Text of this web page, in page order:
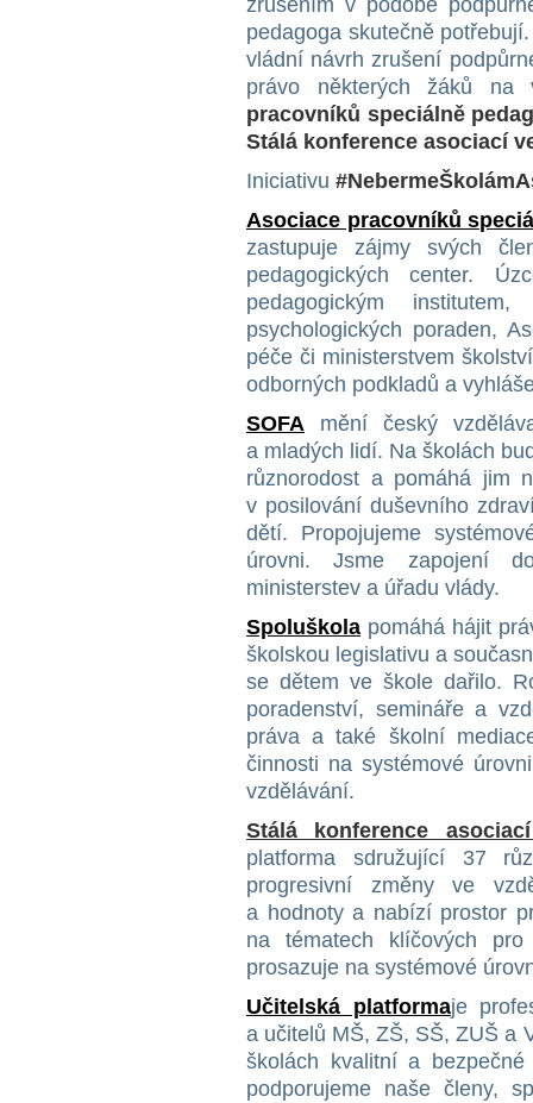
zrušením v podobě
pedagoga skutečně
vládní návrh zrušení
právo některých žáků na
pracovníků speciálně
Stálá konference asociací
Iniciativu
Asociace pracovníků
zastupuje zájmy svých
pedagogických center.
pedagogickým
psychologických poraden,
péče či ministerstvem
odborných podkladů a
SOFA mění český
a mladých lidí. Na školách
různorodost a pomáhá jim
v posilování duševního
dětí. Propojujeme
úrovni. Jsme zapojení
ministerstev a úřadu vlády.
Spoluškola pomáhá hájit
školskou legislativu a
se dětem ve škole dařilo.
poradenství, semináře a
práva a také školní
činnosti na systémové
vzdělávání.
Stálá konference
platforma sdružující 37
progresivní změny ve
a hodnoty a nabízí prostor
na tématech klíčových
prosazuje na systémové
Učitelská platformaje
a učitelů MŠ, ZŠ, SŠ, ZUŠ a
školách kvalitní a
podporujeme naše členy,